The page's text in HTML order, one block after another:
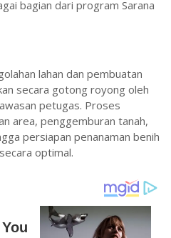
bagian dari program Sarana
lahan dan pembuatan
secara gotong royong oleh
petugas. Proses
area, penggemburan tanah,
persiapan penanaman benih
optimal.